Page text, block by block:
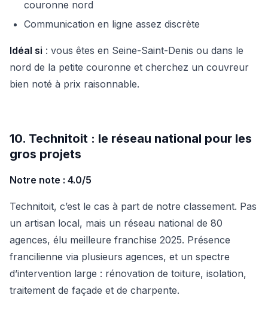
couronne nord
Communication en ligne assez discrète
Idéal si : vous êtes en Seine-Saint-Denis ou dans le
nord de la petite couronne et cherchez un couvreur
bien noté à prix raisonnable.
10. Technitoit : le réseau national pour les
gros projets
Notre note : 4.0/5
Technitoit, c’est le cas à part de notre classement. Pas
un artisan local, mais un réseau national de 80
agences, élu meilleure franchise 2025. Présence
francilienne via plusieurs agences, et un spectre
d’intervention large : rénovation de toiture, isolation,
traitement de façade et de charpente.